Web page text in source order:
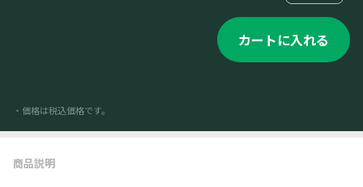
カートに入れる
・価格は税込価格です。
商品説明